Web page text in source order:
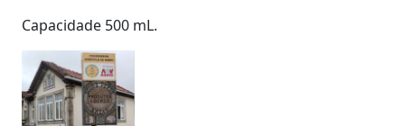
Capacidade 500 mL.